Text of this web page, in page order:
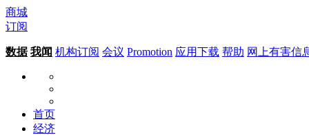
商城
订阅
数据 我闻 机构订阅 会议 Promotion 应用下载 帮助 网上有害信
首页
经济